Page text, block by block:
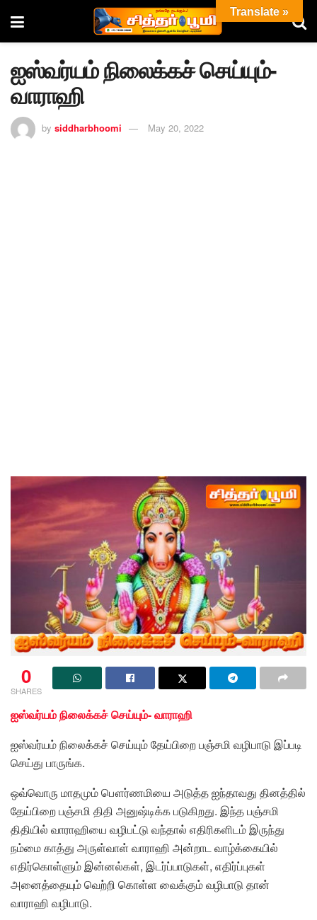
ஐஸ்வர்யம் நிலைக்கச் செய்யும்-
வாராஹி
by siddharbhoomi May 20, 2022
0
SHARES
ஐஸ்வர்யம் நிலைக்கச் செய்யும்- வாராஹி
ஐஸ்வர்யம் நிலைக்கச் செய்யும் தேய்பிறை பஞ்சமி வழிபாடு இப்படி
செய்து பாருங்க.
ஒவ்வொரு மாதமும் பௌர்ணமியை அடுத்த ஐந்தாவது தினத்தில்
தேய்பிறை பஞ்சமி திதி அனுஷ்டிக்க படுகிறது. இந்த பஞ்சமி
திதியில் வாராஹியை வழிபட்டு வந்தால் எதிரிகளிடம் இருந்து
நம்மை காத்து அருள்வாள் வாராஹி அன்றாட வாழ்க்கையில்
எதிர்கொள்ளும் இன்னல்கள், இடர்ப்பாடுகள், எதிர்ப்புகள்
அனைத்தையும் வெற்றி கொள்ள வைக்கும் வழிபாடு தான்
வாராஹி வழிபாடு.
Translate »